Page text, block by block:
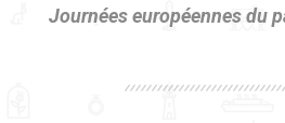
Journées européennes du